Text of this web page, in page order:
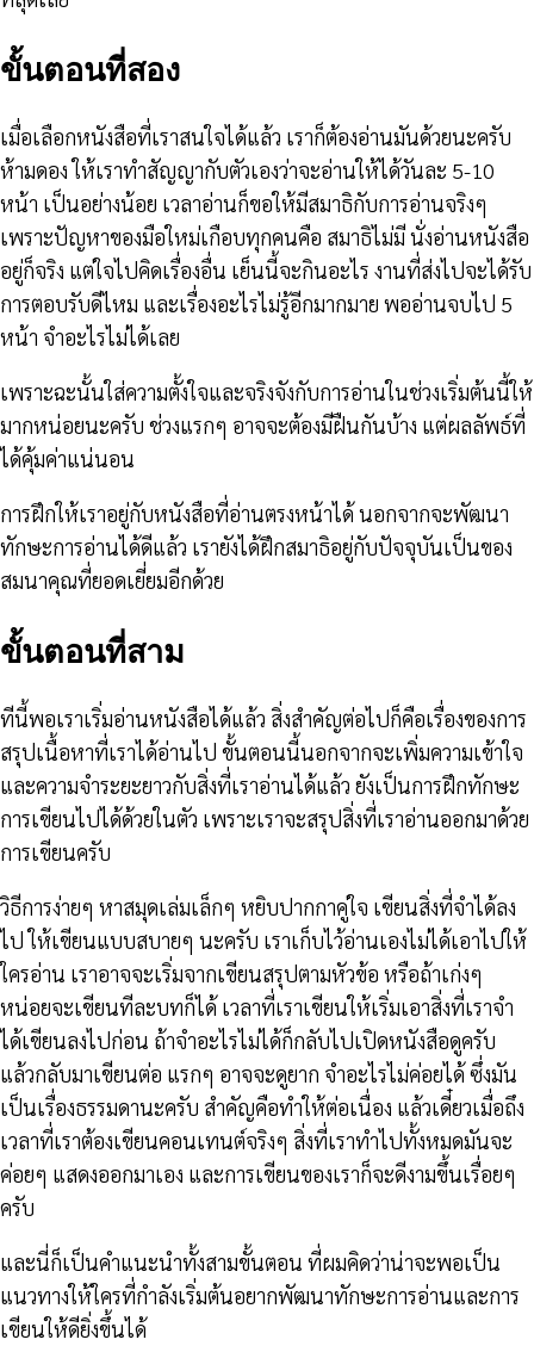
ขั้นตอนที่สอง
เมื่อเลือกหนังสือที่เราสนใจได้แล้ว เราก็ต้องอ่านมันด้วยนะครับ
ห้ามดอง ให้เราทำสัญญากับตัวเองว่าจะอ่านให้ได้วันละ 5-10
หน้า เป็นอย่างน้อย เวลาอ่านก็ขอให้มีสมาธิกับการอ่านจริงๆ
เพราะปัญหาของมือใหม่เกือบทุกคนคือ สมาธิไม่มี นั่งอ่านหนังสือ
อยู่ก็จริง แต่ใจไปคิดเรื่องอื่น เย็นนี้จะกินอะไร งานที่ส่งไปจะได้รับ
การตอบรับดีไหม และเรื่องอะไรไม่รู้อีกมากมาย พออ่านจบไป 5
หน้า จำอะไรไม่ได้เลย
เพราะฉะนั้นใส่ความตั้งใจและจริงจังกับการอ่านในช่วงเริ่มต้นนี้ให้
มากหน่อยนะครับ ช่วงแรกๆ อาจจะต้องมีฝืนกันบ้าง แต่ผลลัพธ์ที่
ได้คุ้มค่าแน่นอน
การฝึกให้เราอยู่กับหนังสือที่อ่านตรงหน้าได้ นอกจากจะพัฒนา
ทักษะการอ่านได้ดีแล้ว เรายังได้ฝึกสมาธิอยู่กับปัจจุบันเป็นของ
สมนาคุณที่ยอดเยี่ยมอีกด้วย
ขั้นตอนที่สาม
ทีนี้พอเราเริ่มอ่านหนังสือได้แล้ว สิ่งสำคัญต่อไปก็คือเรื่องของการ
สรุปเนื้อหาที่เราได้อ่านไป ขั้นตอนนี้นอกจากจะเพิ่มความเข้าใจ
และความจำระยะยาวกับสิ่งที่เราอ่านได้แล้ว ยังเป็นการฝึกทักษะ
การเขียนไปได้ด้วยในตัว เพราะเราจะสรุปสิ่งที่เราอ่านออกมาด้วย
การเขียนครับ
วิธีการง่ายๆ หาสมุดเล่มเล็กๆ หยิบปากกาคู่ใจ เขียนสิ่งที่จำได้ลง
ไป ให้เขียนแบบสบายๆ นะครับ เราเก็บไว้อ่านเองไม่ได้เอาไปให้
ใครอ่าน เราอาจจะเริ่มจากเขียนสรุปตามหัวข้อ หรือถ้าเก่งๆ
หน่อยจะเขียนทีละบทก็ได้ เวลาที่เราเขียนให้เริ่มเอาสิ่งที่เราจำ
ได้เขียนลงไปก่อน ถ้าจำอะไรไม่ได้ก็กลับไปเปิดหนังสือดูครับ
แล้วกลับมาเขียนต่อ แรกๆ อาจจะดูยาก จำอะไรไม่ค่อยได้ ซึ่งมัน
เป็นเรื่องธรรมดานะครับ สำคัญคือทำให้ต่อเนื่อง แล้วเดี๋ยวเมื่อถึง
เวลาที่เราต้องเขียนคอนเทนต์จริงๆ สิ่งที่เราทำไปทั้งหมดมันจะ
ค่อยๆ แสดงออกมาเอง และการเขียนของเราก็จะดีงามขึ้นเรื่อยๆ
ครับ
และนี่ก็เป็นคำแนะนำทั้งสามขั้นตอน ที่ผมคิดว่าน่าจะพอเป็น
แนวทางให้ใครที่กำลังเริ่มต้นอยากพัฒนาทักษะการอ่านและการ
เขียนให้ดียิ่งขึ้นได้